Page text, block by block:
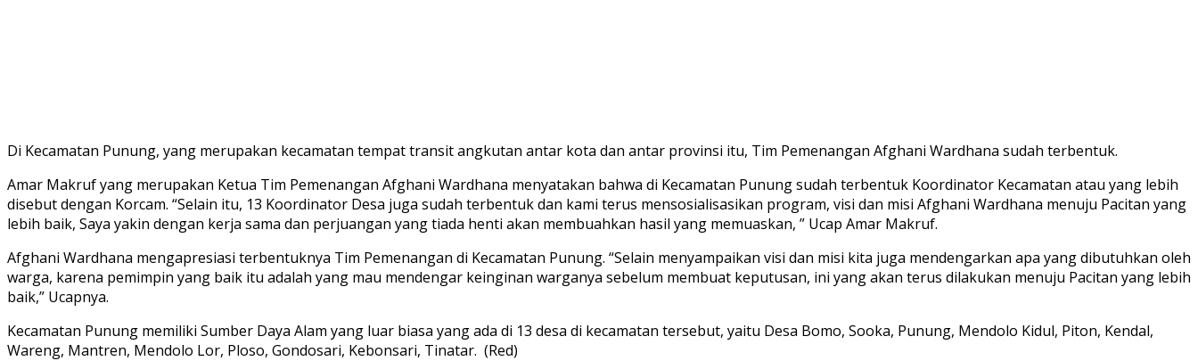
Di Kecamatan Punung, yang merupakan kecamatan tempat transit angkutan antar kota dan antar provinsi itu, Tim Pemenangan Afghani Wardhana sudah terbentuk.
Amar Makruf yang merupakan Ketua Tim Pemenangan Afghani Wardhana menyatakan bahwa di Kecamatan Punung sudah terbentuk Koordinator Kecamatan atau yang lebih
disebut dengan Korcam. “Selain itu, 13 Koordinator Desa juga sudah terbentuk dan kami terus mensosialisasikan program, visi dan misi Afghani Wardhana menuju Pacitan yang
lebih baik, Saya yakin dengan kerja sama dan perjuangan yang tiada henti akan membuahkan hasil yang memuaskan, ” Ucap Amar Makruf.
Afghani Wardhana mengapresiasi terbentuknya Tim Pemenangan di Kecamatan Punung. “Selain menyampaikan visi dan misi kita juga mendengarkan apa yang dibutuhkan oleh
warga, karena pemimpin yang baik itu adalah yang mau mendengar keinginan warganya sebelum membuat keputusan, ini yang akan terus dilakukan menuju Pacitan yang lebih
baik,” Ucapnya.
Kecamatan Punung memiliki Sumber Daya Alam yang luar biasa yang ada di 13 desa di kecamatan tersebut, yaitu Desa Bomo, Sooka, Punung, Mendolo Kidul, Piton, Kendal,
Wareng, Mantren, Mendolo Lor, Ploso, Gondosari, Kebonsari, Tinatar. (Red)